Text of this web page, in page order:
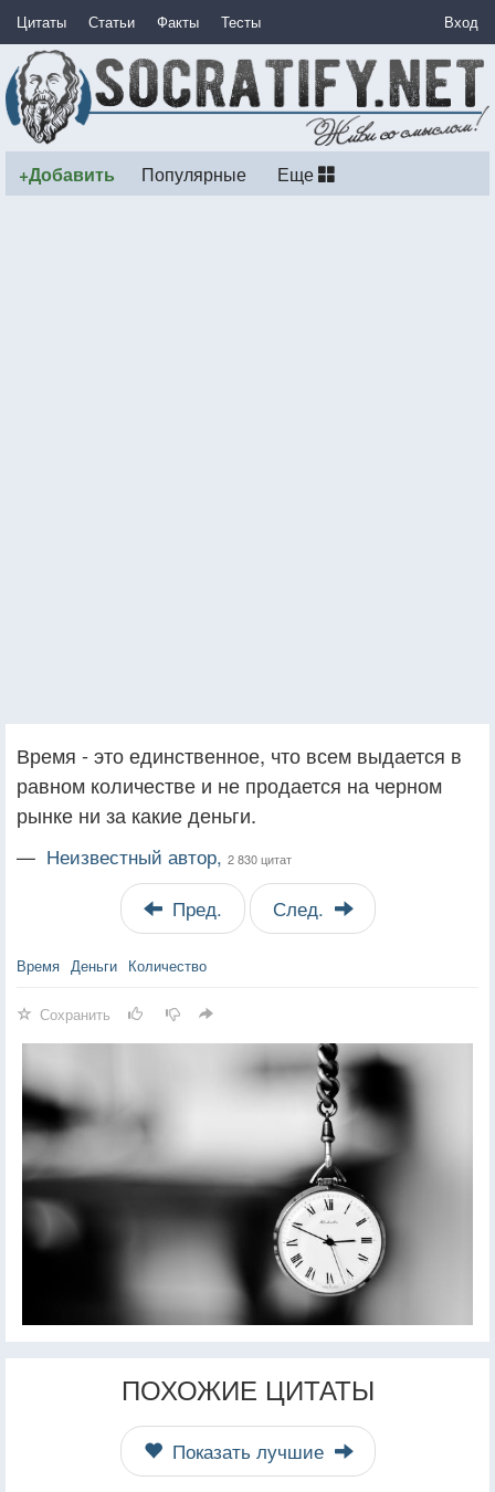
Цитаты Статьи Факты Тесты Вход
+Добавить Популярные Еще
Время - это единственное, что всем выдается в
равном количестве и не продается на черном
рынке ни за какие деньги.
— Неизвестный автор, 2 830 цитат
Пред. След.
Время Деньги Количество
Сохранить
ПОХОЖИЕ ЦИТАТЫ
Показать лучшие